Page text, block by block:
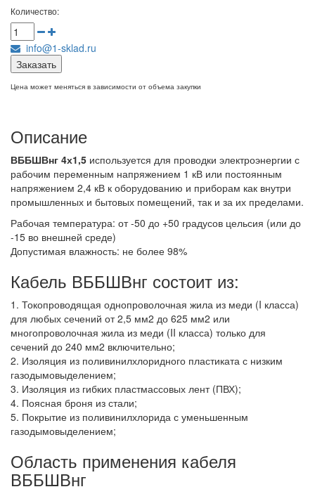
Количество:
info@1-sklad.ru
Заказать
Цена может меняться в зависимости от объема закупки
Описание
ВББШВнг 4х1,5 используется для проводки электроэнергии с
рабочим переменным напряжением 1 кВ или постоянным
напряжением 2,4 кВ к оборудованию и приборам как внутри
промышленных и бытовых помещений, так и за их пределами.
Рабочая температура: от -50 до +50 градусов цельсия (или до
-15 во внешней среде)
Допустимая влажность: не более 98%
Кабель ВББШВнг состоит из:
1. Токопроводящая однопроволочная жила из меди (I класса)
для любых сечений от 2,5 мм2 до 625 мм2 или
многопроволочная жила из меди (II класса) только для
сечений до 240 мм2 включительно;
2. Изоляция из поливинилхлоридного пластиката с низким
газодымовыделением;
3. Изоляция из гибких пластмассовых лент (ПВХ);
4. Поясная броня из стали;
5. Покрытие из поливинилхлорида с уменьшенным
газодымовыделением;
Область применения кабеля
ВББШВнг